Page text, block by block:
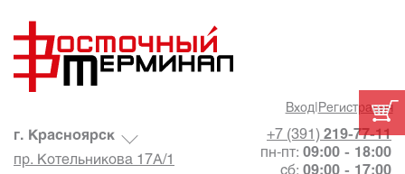
Вход| Регистрация
+7 (391) 219-77-11
пн-пт: 09:00 - 18:00
сб: 09:00 - 17:00
г. Красноярск
пр. Котельникова 17А/1